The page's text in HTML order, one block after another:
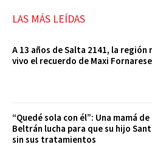
LAS MÁS LEÍDAS
A 13 años de Salta 2141, la región
vivo el recuerdo de Maxi Fornarese
“Quedé sola con él”: Una mamá
Beltrán lucha para que su hijo
sin sus tratamientos